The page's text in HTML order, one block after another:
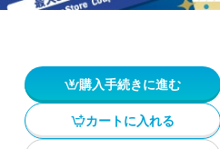
購入手続きに進む
カートに入れる